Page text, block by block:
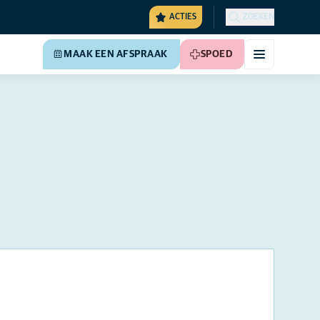
ACTIES ZOEKEN
MAAK EEN AFSPRAAK SPOED